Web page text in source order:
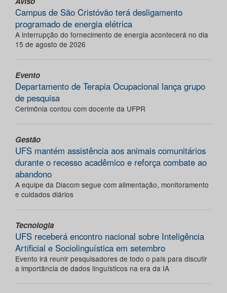
Campus de São Cristóvão terá desligamento
programado de energia elétrica
A interrupção do fornecimento de energia acontecerá no dia
15 de agosto de 2026
Evento
Departamento de Terapia Ocupacional lança grupo
de pesquisa
Cerimônia contou com docente da UFPR
Gestão
UFS mantém assistência aos animais comunitários
durante o recesso acadêmico e reforça combate ao
abandono
A equipe da Diacom segue com alimentação, monitoramento
e cuidados diários
Tecnologia
UFS receberá encontro nacional sobre Inteligência
Artificial e Sociolinguística em setembro
Evento irá reunir pesquisadores de todo o país para discutir
a importância de dados linguísticos na era da IA